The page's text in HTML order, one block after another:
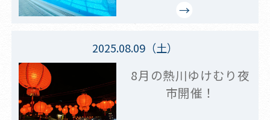
2025.08.09（土）
8月の熱川ゆけむり夜
市開催！